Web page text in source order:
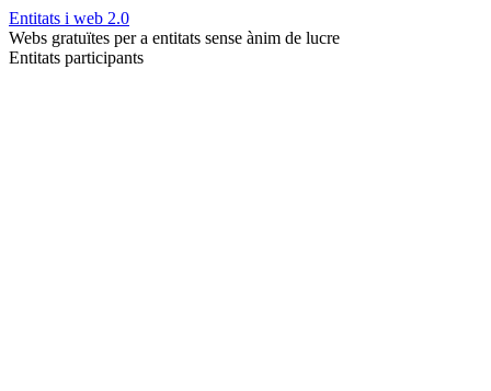
Entitats i web 2.0
Webs gratuïtes per a entitats sense ànim de lucre
Entitats participants